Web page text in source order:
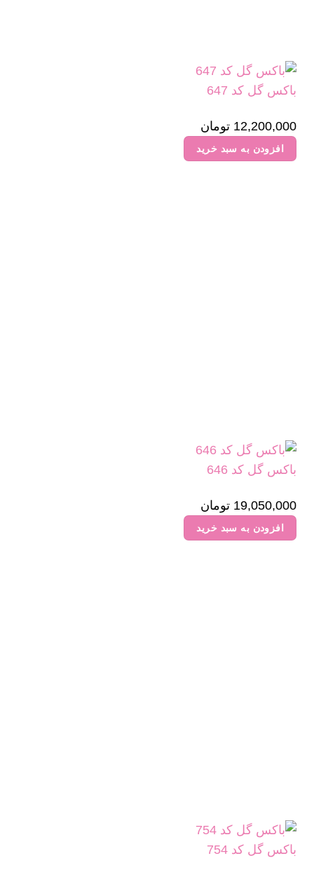
باکس گل کد 647
12,200,000 تومان
افزودن به سبد خرید
باکس گل کد 646
19,050,000 تومان
افزودن به سبد خرید
باکس گل کد 754